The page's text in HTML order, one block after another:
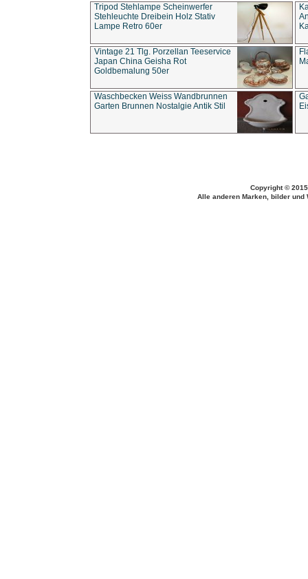
Tripod Stehlampe Scheinwerfer
Stehleuchte Dreibein Holz Stativ
Lampe Retro 60er
Vintage 21 Tlg. Porzellan Teeservice
Japan China Geisha Rot
Goldbemalung 50er
Waschbecken Weiss Wandbrunnen
Garten Brunnen Nostalgie Antik Stil
Copyright ©
Alle anderen Marken, bilder und